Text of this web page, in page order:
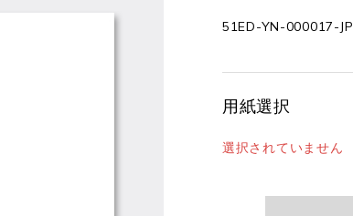
51ED-YN-000017-JP
用紙選択
選択されていません